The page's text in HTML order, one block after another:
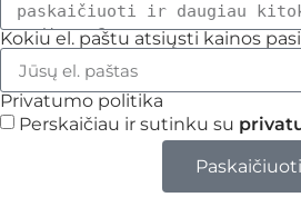
Kokiu el. paštu atsiųsti kainos
Privatumo politika
Perskaičiau ir sutinku su
Paskaičiuoti